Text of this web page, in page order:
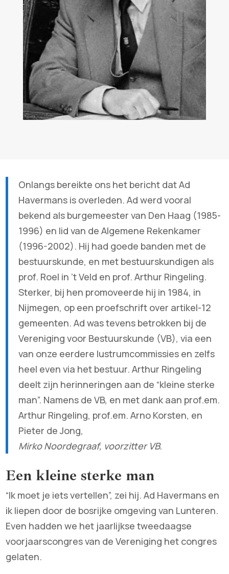
Onlangs bereikte ons het bericht dat Ad
Havermans is overleden. Ad werd vooral
bekend als burgemeester van Den Haag (1985-
1996) en lid van de Algemene Rekenkamer
(1996-2002). Hij had goede banden met de
bestuurskunde, en met bestuurskundigen als
prof. Roel in ’t Veld en prof. Arthur Ringeling.
Sterker, bij hen promoveerde hij in 1984, in
Nijmegen, op een proefschrift over artikel-12
gemeenten. Ad was tevens betrokken bij de
Vereniging voor Bestuurskunde (VB), via een
van onze eerdere lustrumcommissies en zelfs
heel even via het bestuur. Arthur Ringeling
deelt zijn herinneringen aan de “kleine sterke
man”. Namens de VB, en met dank aan prof.em.
Arthur Ringeling, prof.em. Arno Korsten, en
Pieter de Jong,
Mirko Noordegraaf, voorzitter VB.
Een kleine sterke man
“Ik moet je iets vertellen”, zei hij. Ad Havermans en
ik liepen door de bosrijke omgeving van Lunteren.
Even hadden we het jaarlijkse tweedaagse
voorjaarscongres van de Vereniging het congres
gelaten.